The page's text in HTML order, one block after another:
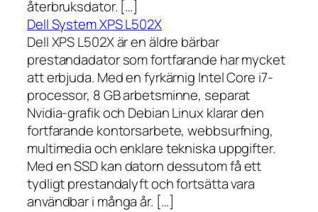
återbruksdator. […]
Dell System XPS L502X
Dell XPS L502X är en äldre bärbar
prestandadator som fortfarande har mycket
att erbjuda. Med en fyrkärnig Intel Core i7-
processor, 8 GB arbetsminne, separat
Nvidia-grafik och Debian Linux klarar den
fortfarande kontorsarbete, webbsurfning,
multimedia och enklare tekniska uppgifter.
Med en SSD kan datorn dessutom få ett
tydligt prestandalyft och fortsätta vara
användbar i många år. […]